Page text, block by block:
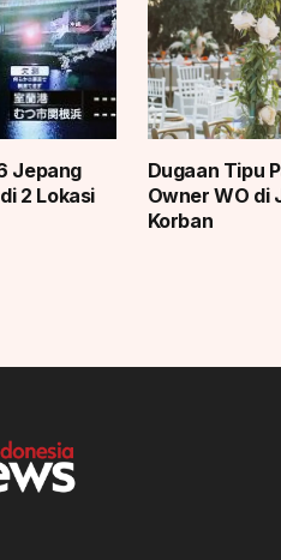
Jepang
2 Lokasi
Dugaan Tipu
Owner WO di
Korban